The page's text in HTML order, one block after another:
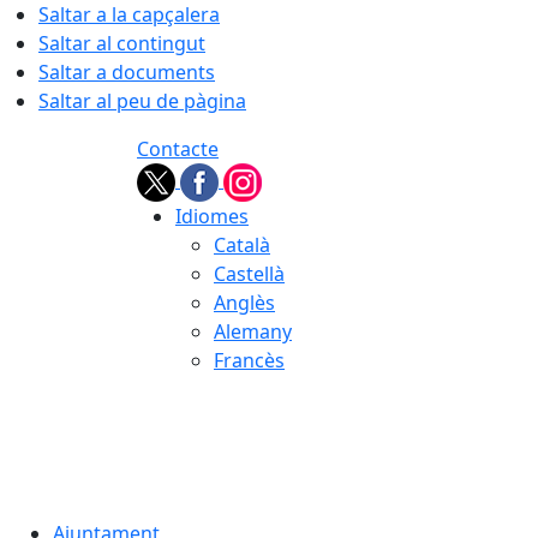
Saltar a la capçalera
Saltar al contingut
Saltar a documents
Saltar al peu de pàgina
Contacte
Idiomes
Català
Castellà
Anglès
Alemany
Francès